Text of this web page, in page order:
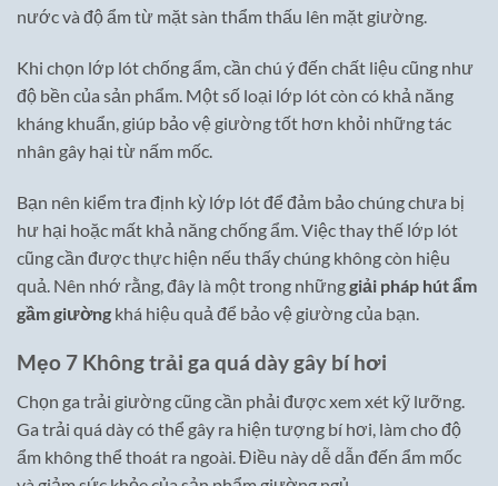
nước và độ ẩm từ mặt sàn thẩm thấu lên mặt giường.
Khi chọn lớp lót chống ẩm, cần chú ý đến chất liệu cũng như
độ bền của sản phẩm. Một số loại lớp lót còn có khả năng
kháng khuẩn, giúp bảo vệ giường tốt hơn khỏi những tác
nhân gây hại từ nấm mốc.
Bạn nên kiểm tra định kỳ lớp lót để đảm bảo chúng chưa bị
hư hại hoặc mất khả năng chống ẩm. Việc thay thế lớp lót
cũng cần được thực hiện nếu thấy chúng không còn hiệu
quả. Nên nhớ rằng, đây là một trong nhữnggiải pháp hút ẩm
gầm giường khá hiệu quả để bảo vệ giường của bạn.
Mẹo 7 Không trải ga quá dày gây bí hơi
Chọn ga trải giường cũng cần phải được xem xét kỹ lưỡng.
Ga trải quá dày có thể gây ra hiện tượng bí hơi, làm cho độ
ẩm không thể thoát ra ngoài. Điều này dễ dẫn đến ẩm mốc